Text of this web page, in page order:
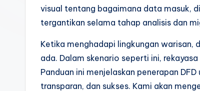
sivisual tentang bagaimana data masuk,
tergantikan selama tahap analisis dan
Ketika menghadapi lingkungan
ada. Dalam skenario seperti ini,
Panduan ini menjelaskan penerapan
transparan, dan sukses. Kami akan